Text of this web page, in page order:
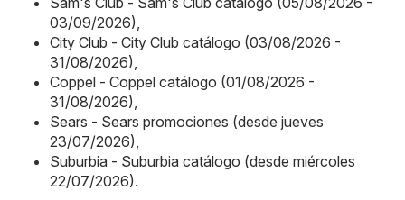
03/09/2026),
City Club - City Club catálogo (03/08/2026 -
31/08/2026),
Coppel - Coppel catálogo (01/08/2026 -
31/08/2026),
Sears - Sears promociones (desde jueves
23/07/2026),
Suburbia - Suburbia catálogo (desde miércoles
22/07/2026).